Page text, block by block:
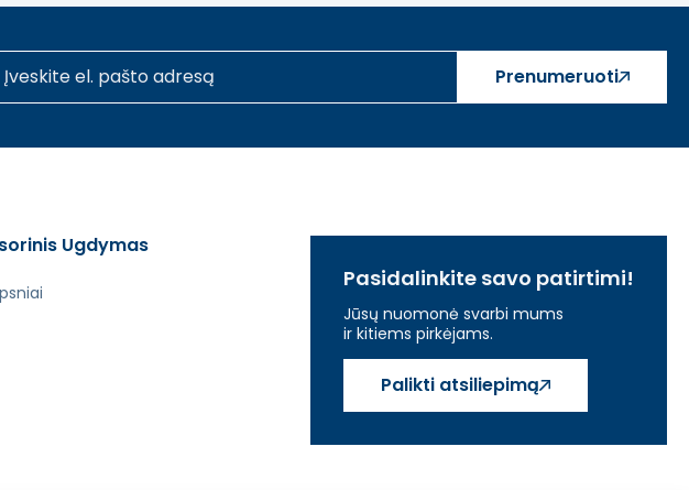
Prenumeruoti
Ugdymas
Pasidalinkite savo patirtimi!
Jūsų nuomonė svarbi mums
ir kitiems pirkėjams.
Palikti atsiliepimą